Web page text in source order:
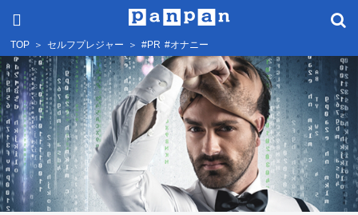
TOP ＞ セルフプレジャー ＞ #PR #オナニー